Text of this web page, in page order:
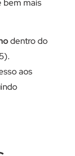
bem mais
dentro do
aos